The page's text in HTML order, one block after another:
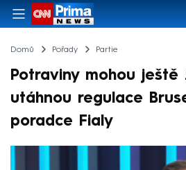
Domů Pořady Partie
Potraviny mohou ještě
utáhnou regulace
poradce Fialy